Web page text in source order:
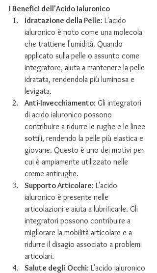
I Benefici dell'Acido Ialuronico
Idratazione della Pelle: L'acido
ialuronico è noto come una molecola
che trattiene l'umidità. Quando
applicato sulla pelle o assunto come
integratore, aiuta a mantenere la pelle
idratata, rendendola più luminosa e
levigata.
Anti-Invecchiamento: Gli integratori
di acido ialuronico possono
contribuire a ridurre le rughe e le linee
sottili, rendendo la pelle più elastica e
giovane. Questo è uno dei motivi per
cui è ampiamente utilizzato nelle
creme antirughe.
Supporto Articolare: L'acido
ialuronico è presente nelle
articolazioni e aiuta a lubrificarle. Gli
integratori possono contribuire a
migliorare la mobilità articolare e a
ridurre il disagio associato a problemi
articolari.
Salute degli Occhi: L'acido ialuronico